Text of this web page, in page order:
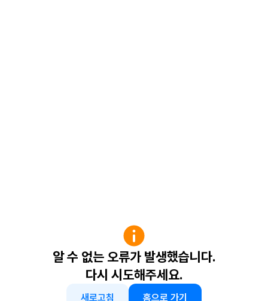
알 수 없는 오류가 발생했습니다.
다시 시도해주세요.
새로고침 홈으로 가기